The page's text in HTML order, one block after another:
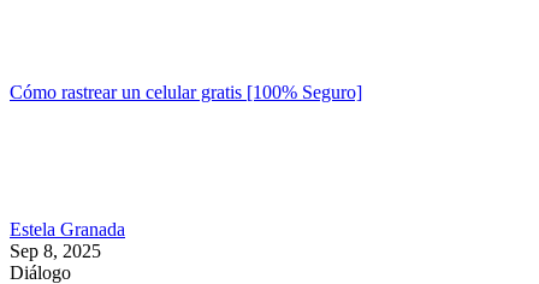
Cómo rastrear un celular gratis [100% Seguro]
Estela Granada
Sep 8, 2025
Diálogo